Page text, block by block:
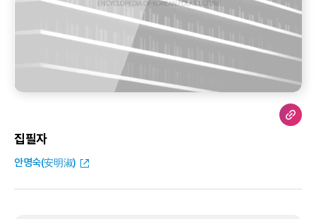
집필자
안명숙(安明淑)